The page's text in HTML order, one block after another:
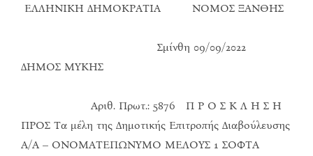
ΕΛΛΗΝΙΚΗ ΔΗΜΟΚΡΑΤΙΑ ΝΟΜΟΣ ΞΑΝΘΗΣ
Σμίνθη 09/09/2022
ΔΗΜΟΣ ΜΥΚΗΣ
Αριθ. Πρωτ.: 5876 Π Ρ Ο Σ Κ Λ Η Σ Η
ΠΡΟΣ Τα μέλη της Δημοτικής Επιτροπής Διαβούλευσης
Α/Α – ΟΝΟΜΑΤΕΠΩΝΥΜΟ ΜΕΛΟΥΣ 1 ΣΟΦΤΑ